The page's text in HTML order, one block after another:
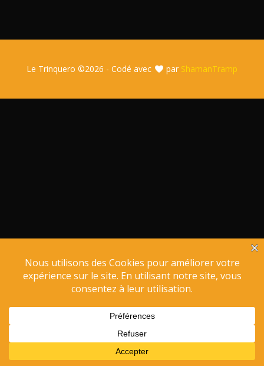
Le Trinquero ©2026 - Codé avec par ShamanTramp